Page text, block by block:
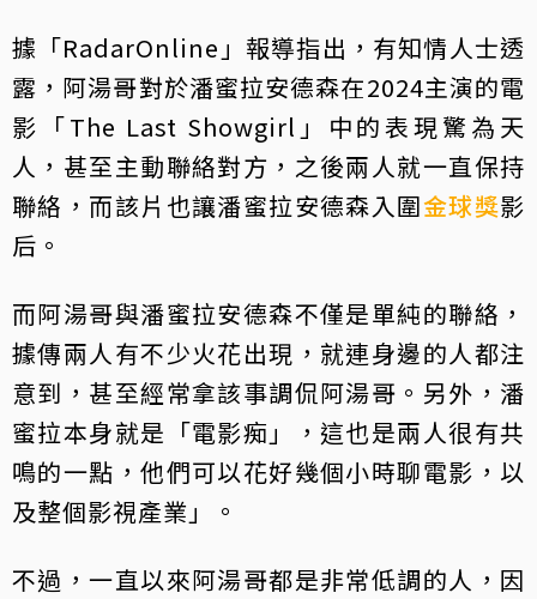
據「RadarOnline」報導指出，有知情人士透
露，阿湯哥對於潘蜜拉安德森在2024主演的電
影「The Last Showgirl」中的表現驚為天
人，甚至主動聯絡對方，之後兩人就一直保持
聯絡，而該片也讓潘蜜拉安德森入圍金球獎影
后。
而阿湯哥與潘蜜拉安德森不僅是單純的聯絡，
據傳兩人有不少火花出現，就連身邊的人都注
意到，甚至經常拿該事調侃阿湯哥。另外，潘
蜜拉本身就是「電影痴」，這也是兩人很有共
鳴的一點，他們可以花好幾個小時聊電影，以
及整個影視產業」。
不過，一直以來阿湯哥都是非常低調的人，因